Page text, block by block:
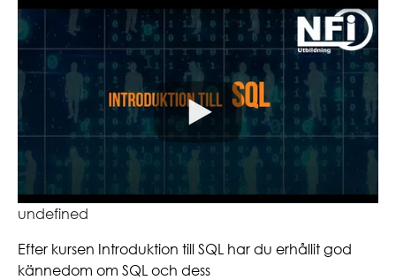
undefined
Efter kursen Introduktion till SQL har du erhållit god
kännedom om SQL och dess